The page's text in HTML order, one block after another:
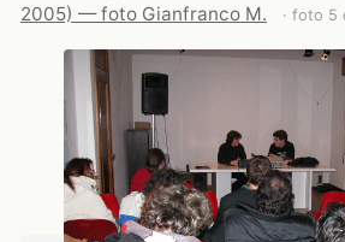
2005) — foto Gianfranco M.
· foto 5